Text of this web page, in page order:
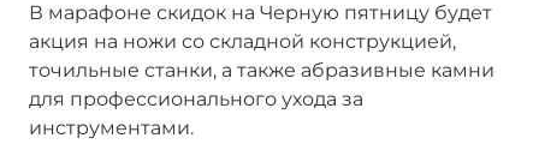
В марафоне скидок на Черную пятницу будет
акция на ножи со складной конструкцией,
точильные станки, а также абразивные камни
для профессионального ухода за
инструментами.